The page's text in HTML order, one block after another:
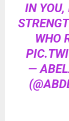
IN YOU,
WHO
—